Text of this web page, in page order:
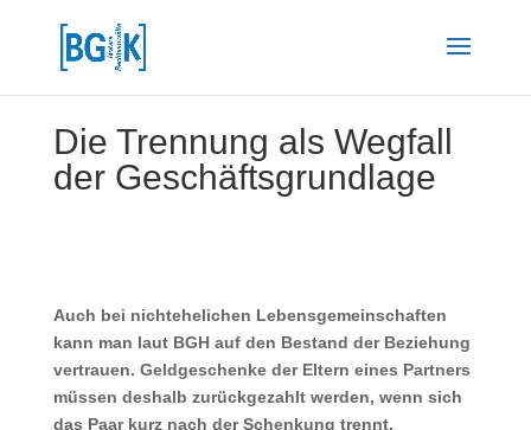
Die Tren­nung als Weg­fall
der Geschäfts­grund­lage
Auch bei nichtehelichen Lebensgemeinschaften
kann man laut BGH auf den Bestand der Beziehung
vertrauen. Geldgeschenke der Eltern eines Partners
müssen deshalb zurückgezahlt werden, wenn sich
das Paar kurz nach der Schenkung trennt.